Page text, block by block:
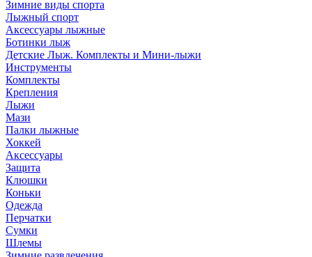
Зимние виды спорта
Лыжный спорт
Аксессуары лыжные
Ботинки лыж
Детские Лыж. Комплекты и Мини-лыжи
Инструменты
Комплекты
Крепления
Лыжи
Мази
Палки лыжные
Хоккей
Аксессуары
Защита
Клюшки
Коньки
Одежда
Перчатки
Сумки
Шлемы